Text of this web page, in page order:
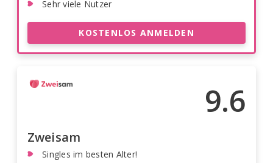
Sehr viele Nutzer
KOSTENLOS ANMELDEN
9.6
Zweisam
Singles im besten Alter!